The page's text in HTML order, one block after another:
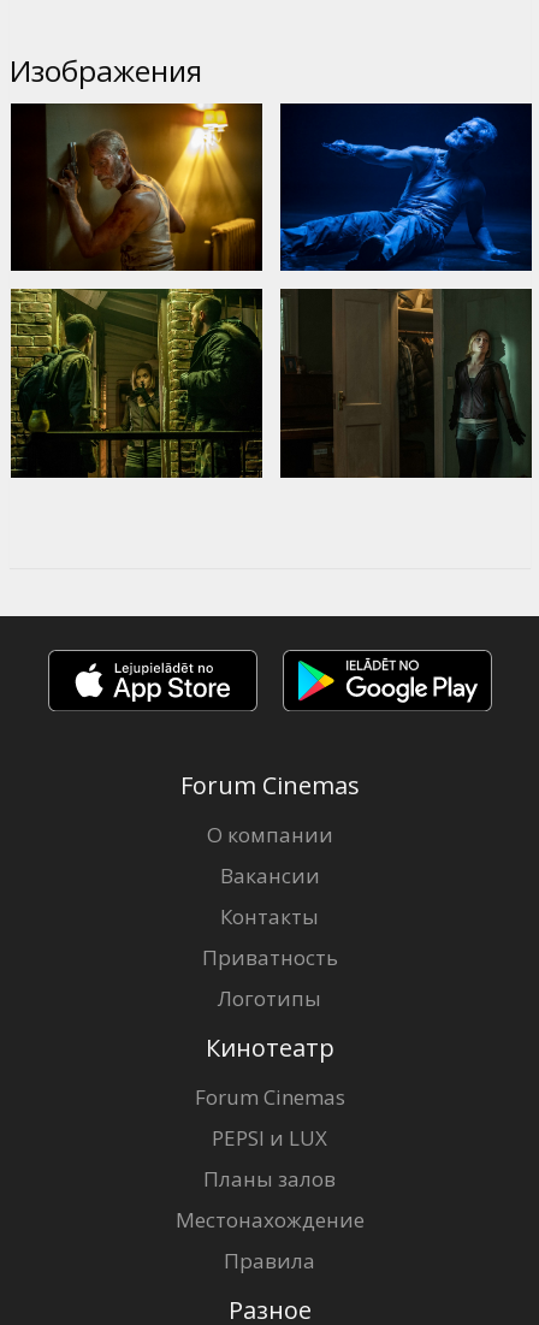
обрел покой и утешение, но оказалось, что от прошлых
грехов так просто не убежишь.
Фильм на английском языке с субтитрами на латышском и
русском языках.
Дистрибьютор: Acme Film SIA
Pежиссер : Fede Alvarez,Rodo Sayagues
В ролях: Stephen Lang,Dylan Minnette Jane Levy
Sexton III,Madelyn Grace
Изображения
Forum Cinemas
О компании
Вакансии
Контакты
Приватность
Логотипы
Кинотеатр
Forum Cinemas
PEPSI и LUX
Планы залов
Местонахождение
Правила
Разное